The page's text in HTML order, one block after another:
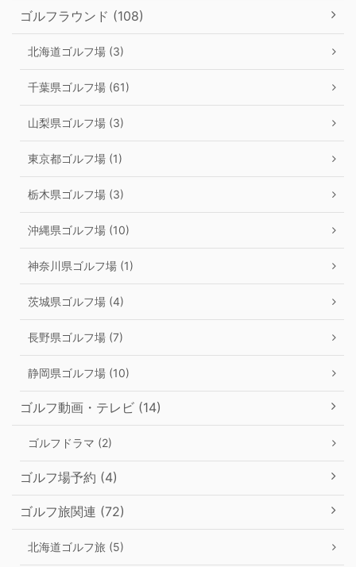
ゴルフラウンド (108)
北海道ゴルフ場 (3)
千葉県ゴルフ場 (61)
山梨県ゴルフ場 (3)
東京都ゴルフ場 (1)
栃木県ゴルフ場 (3)
沖縄県ゴルフ場 (10)
神奈川県ゴルフ場 (1)
茨城県ゴルフ場 (4)
長野県ゴルフ場 (7)
静岡県ゴルフ場 (10)
ゴルフ動画・テレビ (14)
ゴルフドラマ (2)
ゴルフ場予約 (4)
ゴルフ旅関連 (72)
北海道ゴルフ旅 (5)